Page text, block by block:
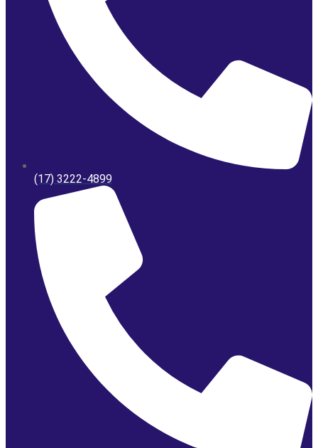
(17) 3222-4899